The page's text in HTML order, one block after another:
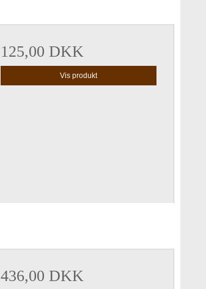
125,00 DKK
Vis produkt
436,00 DKK